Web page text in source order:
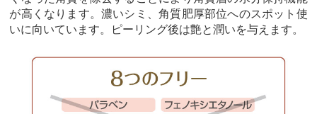
が高くなります。濃いシミ、角質肥厚部位へのスポット使
いに向いています。ピーリング後は艶と潤いを与えます。